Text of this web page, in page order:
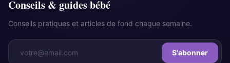
Conseils & guides bébé
Conseils pratiques et articles de fond chaque semaine.
S'abonner